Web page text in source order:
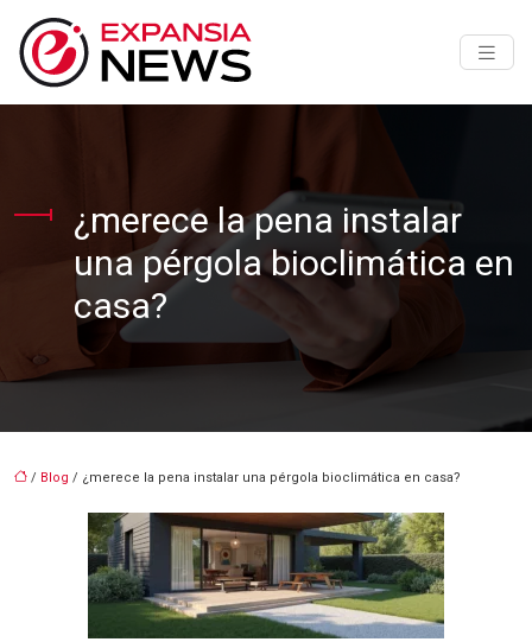
¿merece la pena instalar
una pérgola bioclimática en
casa?
/ Blog / ¿merece la pena instalar una pérgola bioclimática en casa?